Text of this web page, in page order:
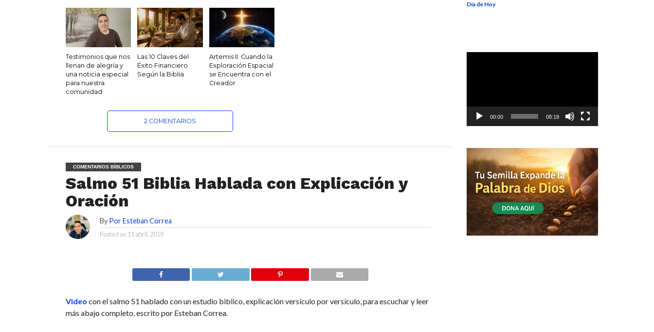
Testimonios que nos
llenan de alegría y
una noticia especial
para nuestra
comunidad
Las 10 Claves del
Éxito Financiero
Según la Biblia
Artemis II: Cuando la
Exploración Espacial
se Encuentra con el
Creador
2 COMENTARIOS
COMENTARIOS BÍBLICOS
Salmo 51 Biblia Hablada con Explicación y
Oración
By Por Esteban Correa
Posted on 11 abril, 2019
Video con el salmo 51 hablado con un estudio biblico, explicación versículo por versículo, para escuchar y leer
más abajo completo, escrito por Esteban Correa.
Día de Hoy
Reproductor
00:00 08:18